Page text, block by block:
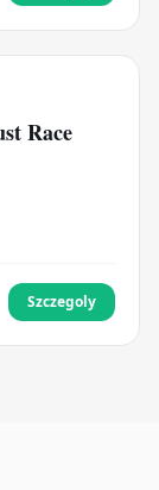
Race
Szczegoly